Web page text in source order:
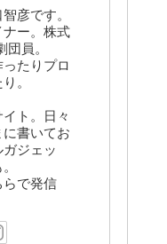
彦です。
ー。株式
員。
たりプロ
。
ト。日々
書いてお
ジェッ
で発信